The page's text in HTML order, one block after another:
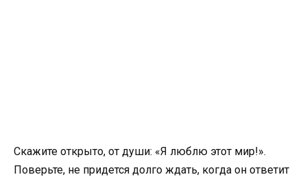
Скажите открыто, от души: «Я люблю этот мир!».
Поверьте, не придется долго ждать, когда он ответит